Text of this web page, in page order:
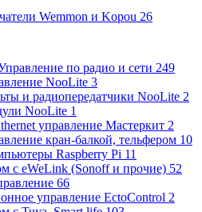
Wemmon и Kopou 26
по радио и сети 249
NooLite 3
и радиопередатчики NooLite 2
NooLite 1
управление Мастеркит 2
кран-балкой, тельфером 10
Raspberry Pi 11
c eWeLink (Sonoff и прочие) 52
66
управление EctoControl 2